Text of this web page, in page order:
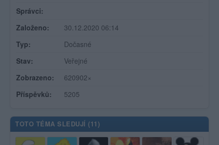
Správci:
Založeno:
30.12.2020 06:14
Typ:
Dočasné
Stav:
Veřejné
Zobrazeno:
620902×
Příspěvků:
5205
TOTO TÉMA SLEDUJÍ (11)